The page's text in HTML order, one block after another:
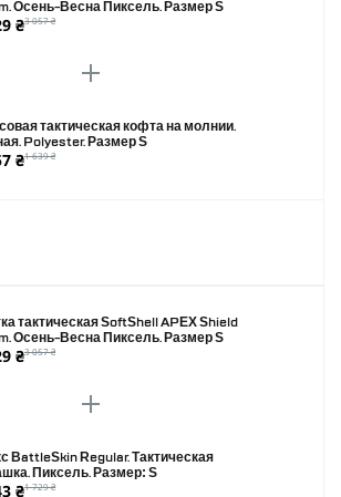
Осень-Весна Пиксель. Размер S
₴3 057 ₴
тактическая кофта на молнии.
Polyester. Размер S
₴1 639 ₴
тактическая SoftShell APEX Shield
Осень-Весна Пиксель. Размер S
₴3 057 ₴
BattleSkin Regular. Тактическая
Пиксель. Размер: S
₴1 729 ₴